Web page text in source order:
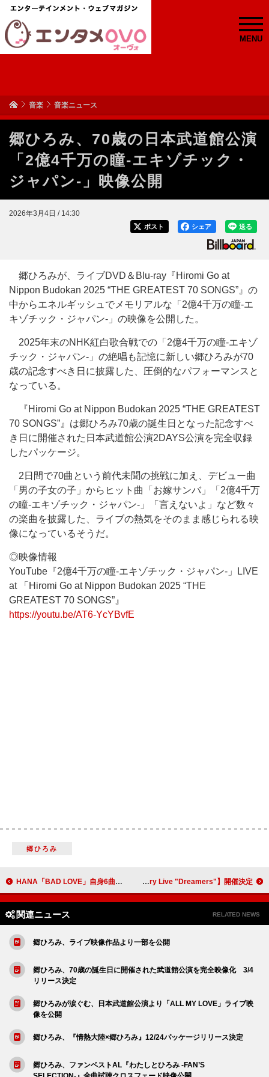
MENU
音楽 音楽ニュース
郷ひろみ、70歳の日本武道館公演
「2億4千万の瞳-エキゾチック・
ジャパン-」映像公開
2026年3月4日 / 14:30
送る
シェア
ポスト
郷ひろみが、ライブDVD＆Blu-ray『Hiromi Go at
Nippon Budokan 2025 “THE GREATEST 70 SONGS”』の
中からエネルギッシュでメモリアルな「2億4千万の瞳-エ
キゾチック・ジャパン-」の映像を公開した。
2025年末のNHK紅白歌合戦での「2億4千万の瞳-エキゾ
チック・ジャパン-」の絶唱も記憶に新しい郷ひろみが70
歳の記念すべき日に披露した、圧倒的なパフォーマンスと
なっている。
『Hiromi Go at Nippon Budokan 2025 “THE GREATEST
70 SONGS”』は郷ひろみ70歳の誕生日となった記念すべ
き日に開催された日本武道館公演2DAYS公演を完全収録
したパッケージ。
2日間で70曲という前代未聞の挑戦に加え、デビュー曲
「男の子女の子」からヒット曲「お嫁サンバ」「2億4千万
の瞳-エキゾチック・ジャパン-」「言えないよ」など数々
の楽曲を披露した、ライブの熱気をそのまま感じられる映
像になっているそうだ。
◎映像情報
YouTube『2億4千万の瞳-エキゾチック・ジャパン-」LIVE
at 「Hiromi Go at Nippon Budokan 2025 “THE
GREATEST 70 SONGS”』
https://youtu.be/AT6-YcYBvfE
郷ひろみ
HANA「BAD LOVE」自身6曲目のストリーミング累計1億回突破 lecca、メジャーデビュー20周年記念【lecca 20th Anniversary Live "Dreamers"】開催決定
関連ニュース RELATED NEWS
郷ひろみ、ライブ映像作品より一部を公開
郷ひろみ、70歳の誕生日に開催された武道館公演を完全映像化 3/4
リリース決定
郷ひろみが涙ぐむ、日本武道館公演より「ALL MY LOVE」ライブ映
像を公開
郷ひろみ、『情熱大陸×郷ひろみ』12/24パッケージリリース決定
郷ひろみ、ファンベストAL『わたしとひろみ -FAN’S